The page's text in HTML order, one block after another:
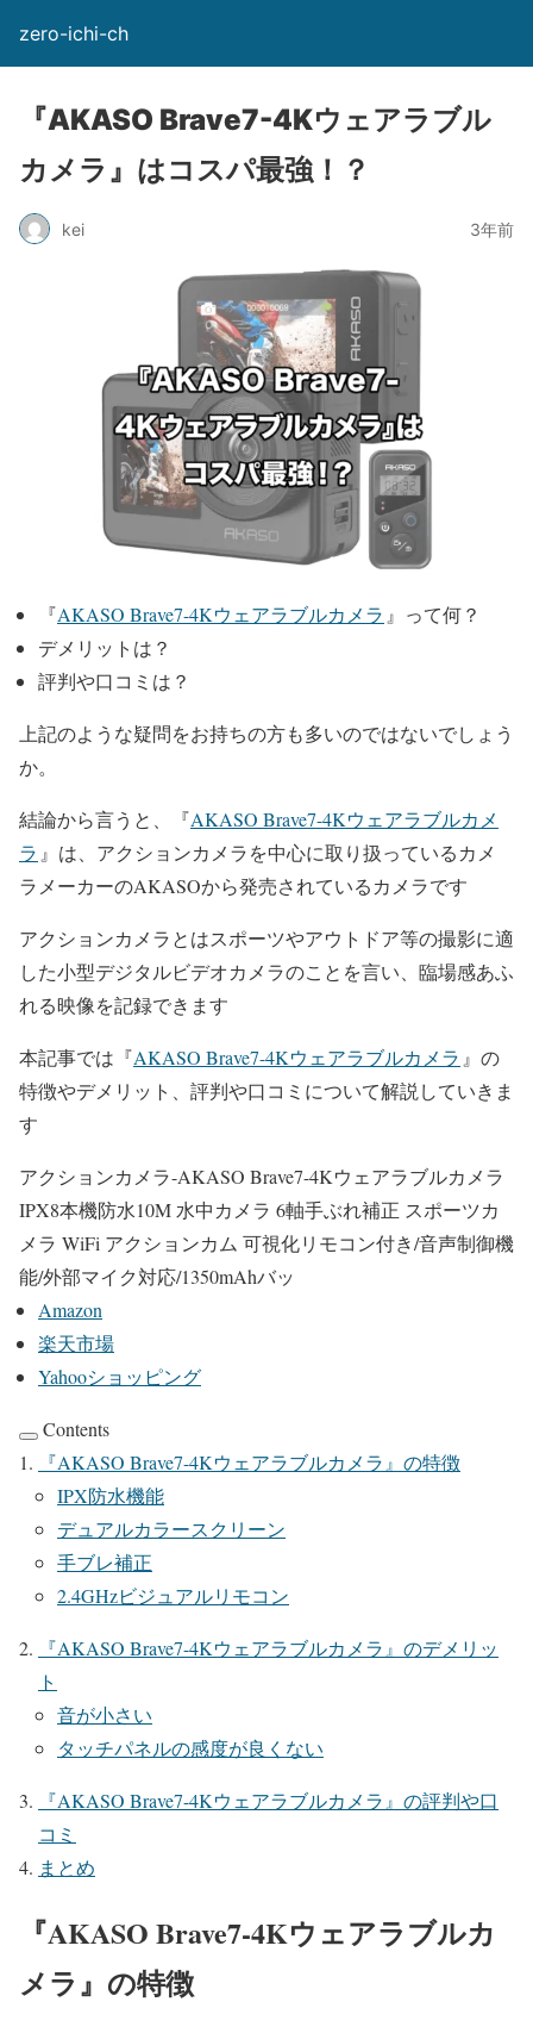
zero-ichi-ch
『AKASO Brave7-4Kウェアラブル
カメラ』はコスパ最強！？
kei 3年前
『AKASO Brave7-4Kウェアラブルカメラ 』って何？
デメリットは？
評判や口コミは？
上記のような疑問をお持ちの方も多いのではないでしょう
か。
結論から言うと、『AKASO Brave7-4Kウェアラブルカメ
ラ 』は、アクションカメラを中心に取り扱っているカメ
ラメーカーのAKASOから発売されているカメラです
アクションカメラとはスポーツやアウトドア等の撮影に適
した小型デジタルビデオカメラのことを言い、臨場感あふ
れる映像を記録できます
本記事では『AKASO Brave7-4Kウェアラブルカメラ 』 の
特徴やデメリット、評判や口コミについて解説していきま
す
アクションカメラ-AKASO Brave7-4Kウェアラブルカメラ
IPX8本機防水10M 水中カメラ 6軸手ぶれ補正 スポーツカ
メラ WiFi アクションカム 可視化リモコン付き/音声制御機
能/外部マイク対応/1350mAhバッ
Amazon
楽天市場
Yahooショッピング
Contents
『AKASO Brave7-4Kウェアラブルカメラ 』の特徴
IPX防水機能
デュアルカラースクリーン
手ブレ補正
2.4GHzビジュアルリモコン
『AKASO Brave7-4Kウェアラブルカメラ 』のデメリッ
ト
音が小さい
タッチパネルの感度が良くない
『AKASO Brave7-4Kウェアラブルカメラ 』の評判や口
コミ
まとめ
『AKASO Brave7-4Kウェアラブルカ
メラ』の特徴